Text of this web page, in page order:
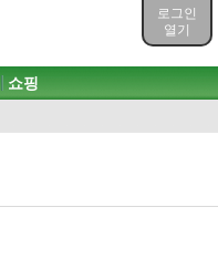
로그인
열기
쇼핑